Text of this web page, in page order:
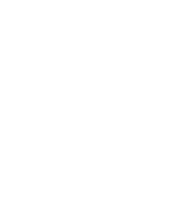
– 06/11/2018